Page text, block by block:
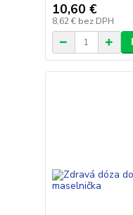
10,60 €
8,62 € bez DPH